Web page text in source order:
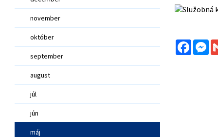
november
október
september
august
júl
jún
máj